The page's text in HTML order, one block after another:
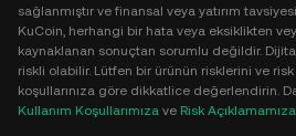
sağlanmıştır ve finansal veya yatırım
KuCoin, herhangi bir hata veya eksiklikten
kaynaklanan sonuçtan sorumlu değildir. Dijital
riskli olabilir. Lütfen bir ürünün risklerini ve risk
koşullarınıza göre dikkatlice değerlendirin.
Kullanım Koşullarımıza ve Risk Açıklamamıza